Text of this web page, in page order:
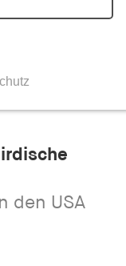
den USA
eine Webseite
sichere
Die Webseite